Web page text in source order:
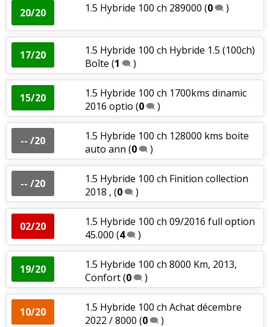
20/20 1.5 Hybride 100 ch 289000 (0 )
17/20
1.5 Hybride 100 ch Hybride 1.5 (100ch)
Boîte (1 )
15/20
1.5 Hybride 100 ch 1700kms dinamic
2016 optio (0 )
-- /20
1.5 Hybride 100 ch 128000 kms boite
auto ann (0 )
-- /20
1.5 Hybride 100 ch Finition collection
2018 , (0 )
02/20
1.5 Hybride 100 ch 09/2016 full option
45.000 (4 )
19/20
1.5 Hybride 100 ch 8000 Km, 2013,
Confort(0 )
10/20
1.5 Hybride 100 ch Achat décembre
2022 / 8000 (0 )